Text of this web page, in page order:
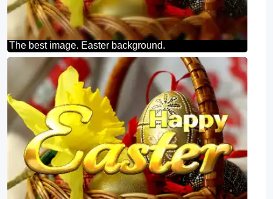
The best image. Easter background.